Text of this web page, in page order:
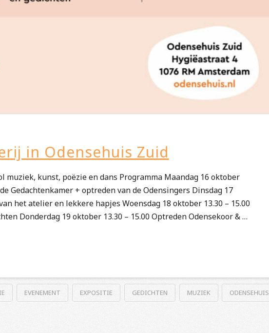
in Odensehuis Zuid
muziek, kunst, poëzie en dans Programma Maandag 16 oktober
Gedachtenkamer + optreden van de Odensingers Dinsdag 17
het atelier en lekkere hapjes Woensdag 18 oktober 13.30 – 15.00
Donderdag 19 oktober 13.30 – 15.00 Optreden Odensekoor & …
EVENEMENT EXPOSITIE GEDICHTEN MUZIEK ODENSEHUIS